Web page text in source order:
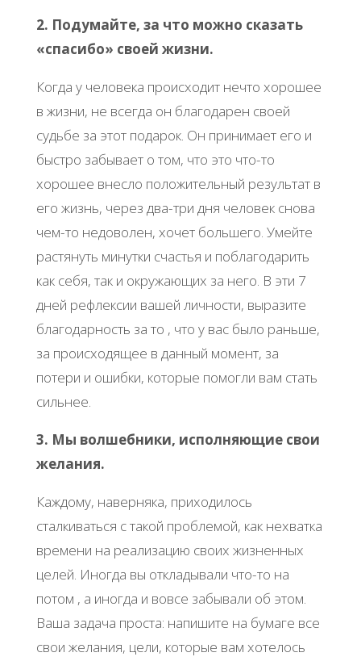
2. Подумайте, за что можно сказать
«спасибо» своей жизни.
Когда у человека происходит нечто хорошее
в жизни, не всегда он благодарен своей
судьбе за этот подарок. Он принимает его и
быстро забывает о том, что это что-то
хорошее внесло положительный результат в
его жизнь, через два-три дня человек снова
чем-то недоволен, хочет большего. Умейте
растянуть минутки счастья и поблагодарить
как себя, так и окружающих за него. В эти 7
дней рефлексии вашей личности, выразите
благодарность за то , что у вас было раньше,
за происходящее в данный момент, за
потери и ошибки, которые помогли вам стать
сильнее.
3. Мы волшебники, исполняющие свои
желания.
Каждому, наверняка, приходилось
сталкиваться с такой проблемой, как нехватка
времени на реализацию своих жизненных
целей. Иногда вы откладывали что-то на
потом , а иногда и вовсе забывали об этом.
Ваша задача проста: напишите на бумаге все
свои желания, цели, которые вам хотелось